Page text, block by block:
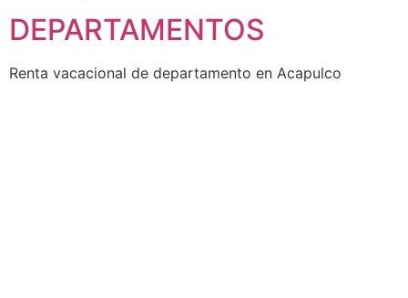
DEPARTAMENTOS
Renta vacacional de departamento en Acapulco